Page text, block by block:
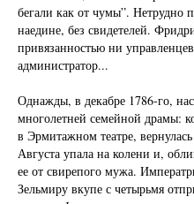
бегали как от чумы”. Нетрудно
наедине, без свидетелей.
привязанностью ни
администратор...
Однажды, в декабре 1786-го,
многолетней семейной драмы:
в Эрмитажном театре,
Августа упала на колени и,
ее от свирепого мужа.
Зельмиру вкупе с четырьмя